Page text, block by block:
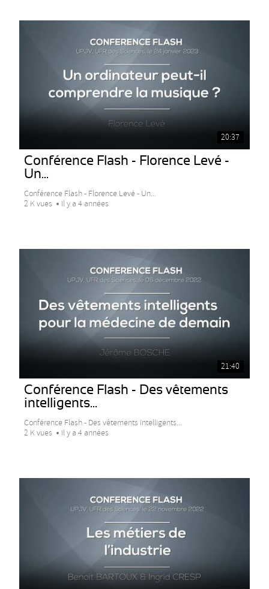
20:37
Conférence Flash - Florence Levé -
Un...
Conférence Flash - Florence Levé - Un...
2 K vues
Il y a 4 années
21:40
Conférence Flash - Des vêtements
intelligents...
Conférence Flash - Des vêtements intelligents...
2 K vues
Il y a 4 années